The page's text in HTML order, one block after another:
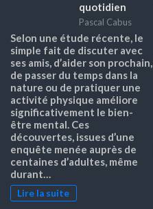
quotidien
Pascal Cabus
Selon une étude récente, le
simple fait de discuter avec
ses amis, d’aider son prochain,
de passer du temps dans la
nature ou de pratiquer une
activité physique améliore
significativement le bien-
être mental. Ces
découvertes, issues d’une
enquête menée auprès de
centaines d’adultes, même
durant…
Lire la suite